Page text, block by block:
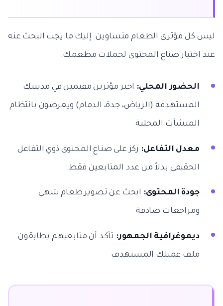
ليس كل مؤثري الطعام متساوين. إليك ما يجب البحث عنه
عند اختيار صناع المحتوى لحملات مطعمك:
الحضور المحلي: اختر مؤثرين مقيمين في مدينتك
المستهدفة (الرياض، جدة، الدمام) ويعرضون بانتظام
المنشآت المحلية
معدل التفاعل: ركز على صناع المحتوى ذوي التفاعل
الحقيقي بدلاً من عدد المتابعين فقط
جودة المحتوى: ابحث عن تصوير طعام شهي
ومراجعات صادقة
ديموغرافية الجمهور: تأكد أن متابعيهم يطابقون
ملف عميلك المستهدف